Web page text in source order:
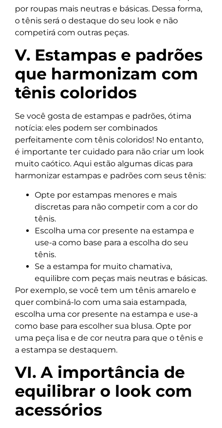
por roupas mais neutras e básicas. Dessa forma,
o tênis será o destaque do seu look e não
competirá com outras peças.
V. Estampas e padrões
que harmonizam com
tênis coloridos
Se você gosta de estampas e padrões, ótima
notícia: eles podem ser combinados
perfeitamente com tênis coloridos! No entanto,
é importante ter cuidado para não criar um look
muito caótico. Aqui estão algumas dicas para
harmonizar estampas e padrões com seus tênis:
Opte por estampas menores e mais
discretas para não competir com a cor do
tênis.
Escolha uma cor presente na estampa e
use-a como base para a escolha do seu
tênis.
Se a estampa for muito chamativa,
equilibre com peças mais neutras e básicas.
Por exemplo, se você tem um tênis amarelo e
quer combiná-lo com uma saia estampada,
escolha uma cor presente na estampa e use-a
como base para escolher sua blusa. Opte por
uma peça lisa e de cor neutra para que o tênis e
a estampa se destaquem.
VI. A importância de
equilibrar o look com
acessórios